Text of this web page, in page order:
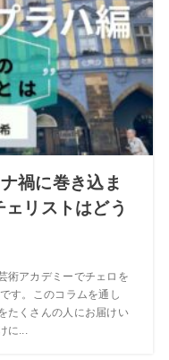
禍に巻き込ま
リストはどう
術アカデミーでチェロを
す。このコラムを通し
たくさんの人にお届けい
に...